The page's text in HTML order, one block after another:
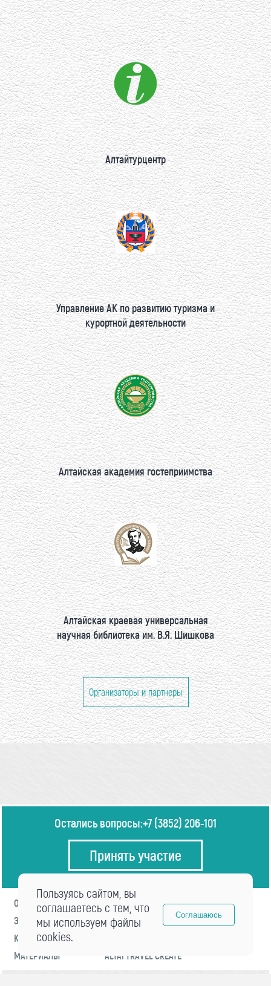
Алтайтурцентр
Управление АК по развитию туризма и
курортной деятельности
Алтайская академия гостеприимства
Алтайская краевая универсальная
научная библиотека им. В.Я. Шишкова
Организаторы и партнеры
Остались вопросы:+7 (3852) 206-101
Принять участие
О ФОРУМЕ
ПРОГРАММА
ЭКСПЕРТЫ
НОВОСТИ
КОНТАКТЫ
МАТЕРИАЛЫ
ALTAI TRAVEL CREATE
Пользуясь сайтом, вы
соглашаетесь с тем, что
мы используем файлы
cookies.
Соглашаюсь